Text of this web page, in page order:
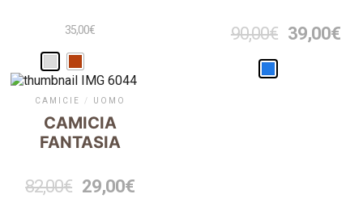
35,00€ 90,00€ 39,00€
CAMICIE / UOMO
CAMICIA
FANTASIA
82,00€ 29,00€